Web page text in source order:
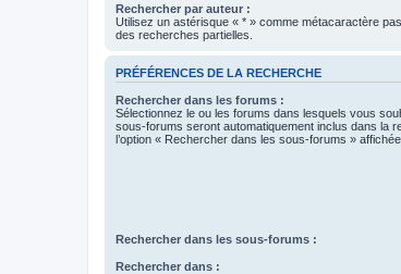
Rechercher par auteur :
Utilisez un astérisque « * » comme métacaractère
des recherches partielles.
PRÉFÉRENCES DE LA RECHERCHE
Rechercher dans les forums :
Sélectionnez le ou les forums dans lesquels vous
sous-forums seront automatiquement inclus dans la
l’option « Rechercher dans les sous-forums »
Rechercher dans les sous-forums :
Rechercher dans :